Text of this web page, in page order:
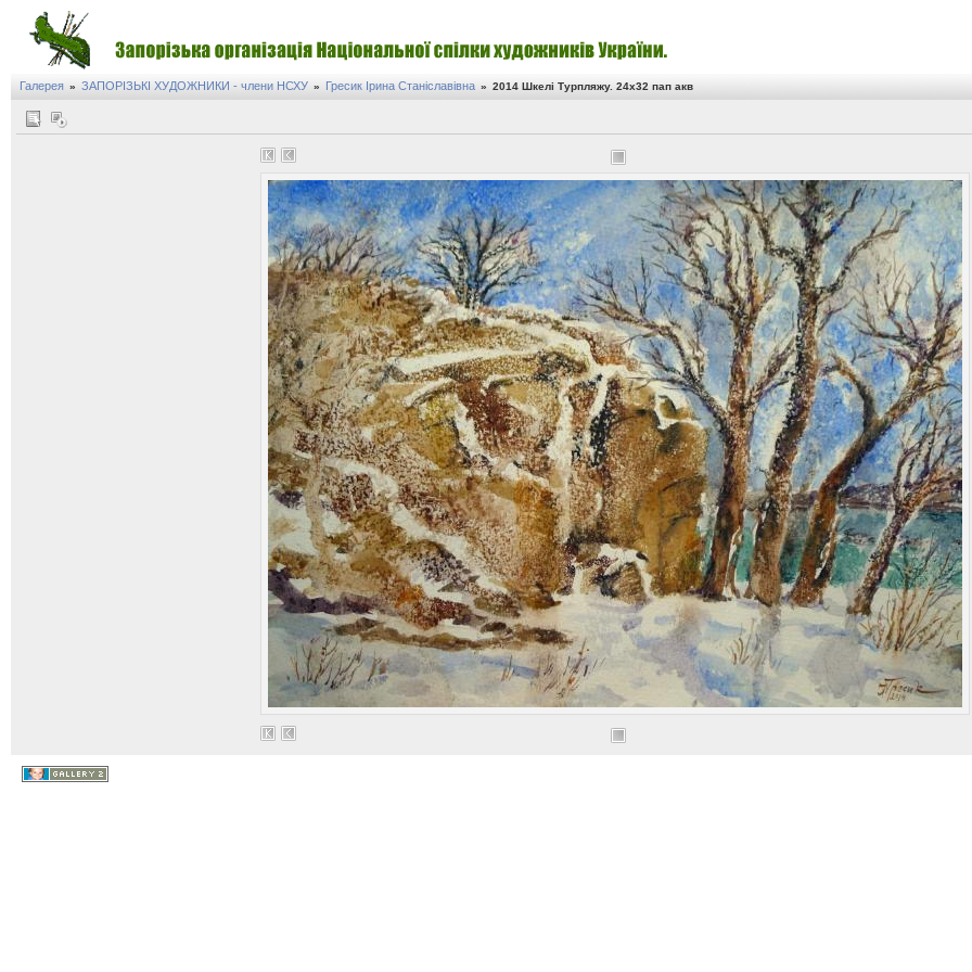
Галерея » ЗАПОРІЗЬКІ ХУДОЖНИКИ - члени НСХУ » Гресик Ірина Станіславівна » 2014 Шкелі Турпляжу. 24х32 пап акв